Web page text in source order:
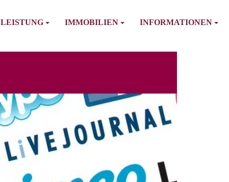
LEISTUNG IMMOBILIEN INFORMATIONEN